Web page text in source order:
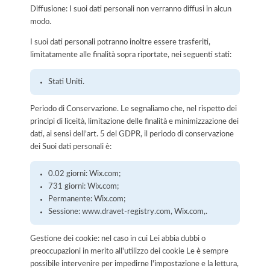
Diffusione: I suoi dati personali non verranno diffusi in alcun
modo.
I suoi dati personali potranno inoltre essere trasferiti,
limitatamente alle finalità sopra riportate, nei seguenti stati:
Stati Uniti.
Periodo di Conservazione. Le segnaliamo che, nel rispetto dei
principi di liceità, limitazione delle finalità e minimizzazione dei
dati, ai sensi dell’art. 5 del GDPR, il periodo di conservazione
dei Suoi dati personali è:
0.02 giorni: Wix.com;
731 giorni: Wix.com;
Permanente: Wix.com;
Sessione: www.dravet-registry.com, Wix.com,.
Gestione dei cookie: nel caso in cui Lei abbia dubbi o
preoccupazioni in merito all'utilizzo dei cookie Le è sempre
possibile intervenire per impedirne l'impostazione e la lettura,